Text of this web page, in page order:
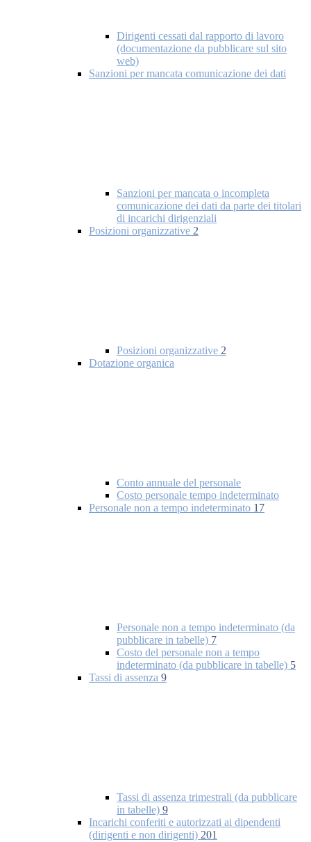
Dirigenti cessati dal rapporto di lavoro
(documentazione da pubblicare sul sito
web)
Sanzioni per mancata comunicazione dei dati
Sanzioni per mancata o incompleta
comunicazione dei dati da parte dei titolari
di incarichi dirigenziali
Posizioni organizzative 2
Posizioni organizzative 2
Dotazione organica
Conto annuale del personale
Costo personale tempo indeterminato
Personale non a tempo indeterminato 17
Personale non a tempo indeterminato (da
pubblicare in tabelle) 7
Costo del personale non a tempo
indeterminato (da pubblicare in tabelle) 5
Tassi di assenza 9
Tassi di assenza trimestrali (da pubblicare
in tabelle) 9
Incarichi conferiti e autorizzati ai dipendenti
(dirigenti e non dirigenti) 201